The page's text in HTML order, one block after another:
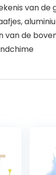
van
van de